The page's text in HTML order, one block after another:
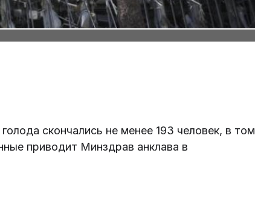
скончались не менее 193 человек, в том
приводит Минздрав анклава в